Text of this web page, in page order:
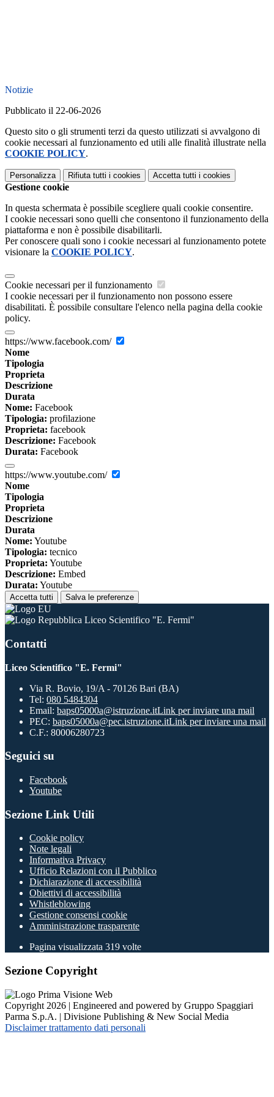
Notizie
Pubblicato il 22-06-2026
Questo sito o gli strumenti terzi da questo utilizzati si avvalgono di
cookie necessari al funzionamento ed utili alle finalità illustrate nella
COOKIE POLICY.
Personalizza Rifiuta tutti i cookies Accetta tutti i cookies
Gestione cookie
In questa schermata è possibile scegliere quali cookie consentire.
I cookie necessari sono quelli che consentono il funzionamento della
piattaforma e non è possibile disabilitarli.
Per conoscere quali sono i cookie necessari al funzionamento potete
visionare la COOKIE POLICY.
Cookie necessari per il funzionamento
I cookie necessari per il funzionamento non possono essere
disabilitati. È possibile consultare l'elenco nella pagina della cookie
policy.
https://www.facebook.com/
Nome
Tipologia
Proprieta
Descrizione
Durata
Nome: Facebook
Tipologia: profilazione
Proprieta: facebook
Descrizione: Facebook
Durata: Facebook
https://www.youtube.com/
Nome
Tipologia
Proprieta
Descrizione
Durata
Nome: Youtube
Tipologia: tecnico
Proprieta: Youtube
Descrizione: Embed
Durata: Youtube
Accetta tutti Salva le preferenze
Liceo Scientifico "E. Fermi"
Contatti
Liceo Scientifico "E. Fermi"
Via R. Bovio, 19/A - 70126 Bari (BA)
Tel: 080 5484304
Email: baps05000a@istruzione.itLink per inviare una mail
PEC: baps05000a@pec.istruzione.itLink per inviare una mail
C.F.: 80006280723
Seguici su
Facebook
Youtube
Sezione Link Utili
Cookie policy
Note legali
Informativa Privacy
Ufficio Relazioni con il Pubblico
Dichiarazione di accessibilità
Obiettivi di accessibilità
Whistleblowing
Gestione consensi cookie
Amministrazione trasparente
Pagina visualizzata 319 volte
Sezione Copyright
Copyright 2026 | Engineered and powered by Gruppo Spaggiari
Parma S.p.A. | Divisione Publishing & New Social Media
Disclaimer trattamento dati personali